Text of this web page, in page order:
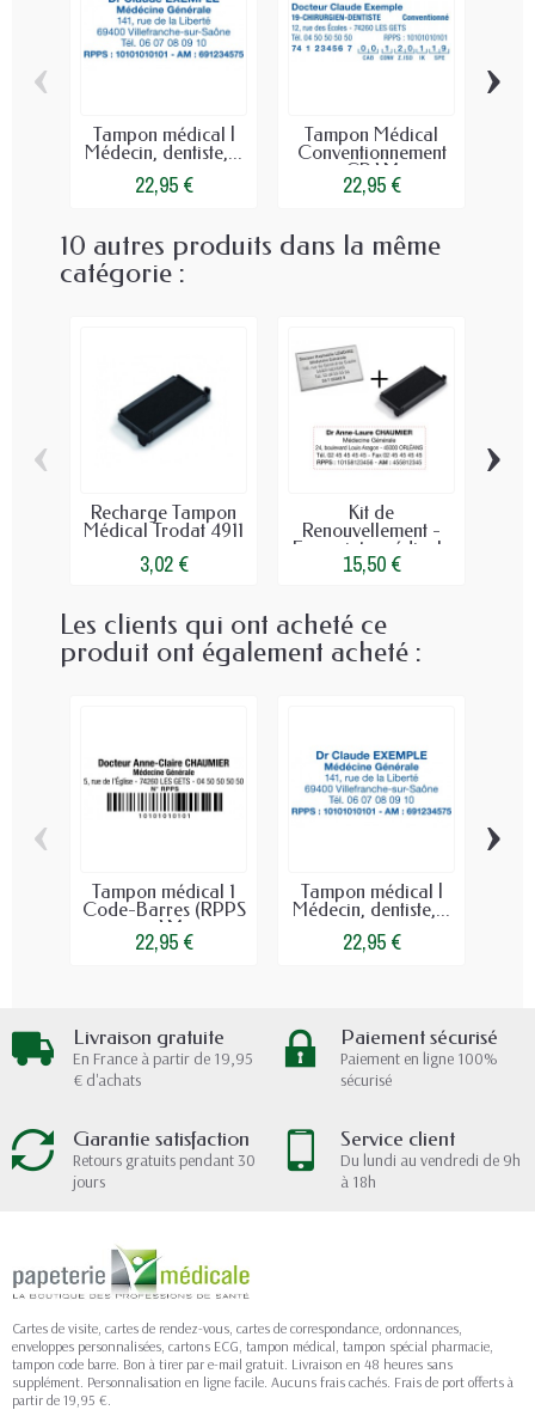
Tampon médical |
Médecin, dentiste,...
22,95 €
Tampon Médical
Conventionnement
CPAM
22,95 €
‹ ›
10 autres produits dans la même
catégorie :
Recharge Tampon
Médical Trodat 4911
3,02 €
Kit de
Renouvellement -
Empreinte médicale
15,50 €
‹ ›
Les clients qui ont acheté ce
produit ont également acheté :
Tampon médical 1
Code-Barres (RPPS
ou AM...
22,95 €
Tampon médical |
Médecin, dentiste,...
22,95 €
‹ ›
Livraison gratuite
En France à partir de 19,95
€ d'achats
Paiement sécurisé
Paiement en ligne 100%
sécurisé
Garantie satisfaction
Retours gratuits pendant 30
jours
Service client
Du lundi au vendredi de 9h
à 18h
Cartes de visite, cartes de rendez-vous, cartes de correspondance, ordonnances,
enveloppes personnalisées, cartons ECG, tampon médical, tampon spécial pharmacie,
tampon code barre. Bon à tirer par e-mail gratuit. Livraison en 48 heures sans
supplément. Personnalisation en ligne facile. Aucuns frais cachés. Frais de port offerts à
partir de 19,95 €.